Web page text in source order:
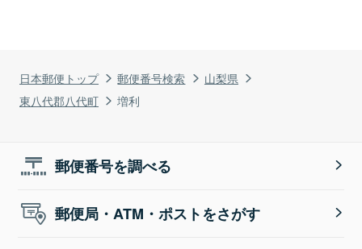
日本郵便トップ 郵便番号検索
山梨県
東八代郡八代町
増利
郵便番号を調べる
郵便局・ATM・ポストをさがす